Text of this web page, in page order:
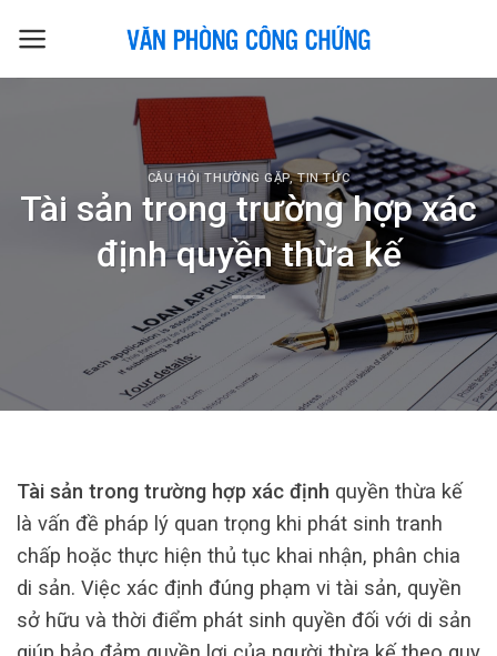
CÂU HỎI THƯỜNG GẶP,TIN TỨC
Tài sản trong trường hợp xác
định quyền thừa kế
Tài sản trong trường hợp xác định quyền thừa kế
là vấn đề pháp lý quan trọng khi phát sinh tranh
chấp hoặc thực hiện thủ tục khai nhận, phân chia
di sản. Việc xác định đúng phạm vi tài sản, quyền
sở hữu và thời điểm phát sinh quyền đối với di sản